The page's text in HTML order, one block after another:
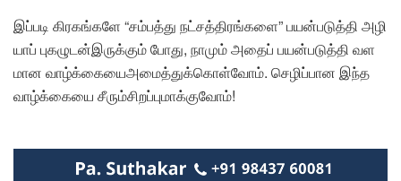
இப்படி கிரகங்களே “சம்பத்து நட்சத்திரங்களை” பயன்படுத்தி அழி
யாப் புகழுடன்இருக்கும் போது, நாமும் அதைப் பயன்படுத்தி வள
மான வாழ்க்கையைஅமைத்துக்கொள்வோம். செழிப்பான இந்த
வாழ்க்கையை சீரும்சிறப்புமாக்குவோம்!